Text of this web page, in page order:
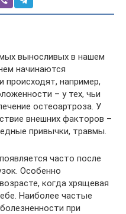
выносливых в нашем
начинаются
происходят, например,
– у тех, чьи
остеоартроза. У
внешних факторов –
привычки, травмы.
часто после
Особенно
когда хрящевая
Наиболее частые
при